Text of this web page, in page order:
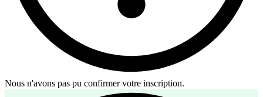
Nous n'avons pas pu confirmer votre inscription.